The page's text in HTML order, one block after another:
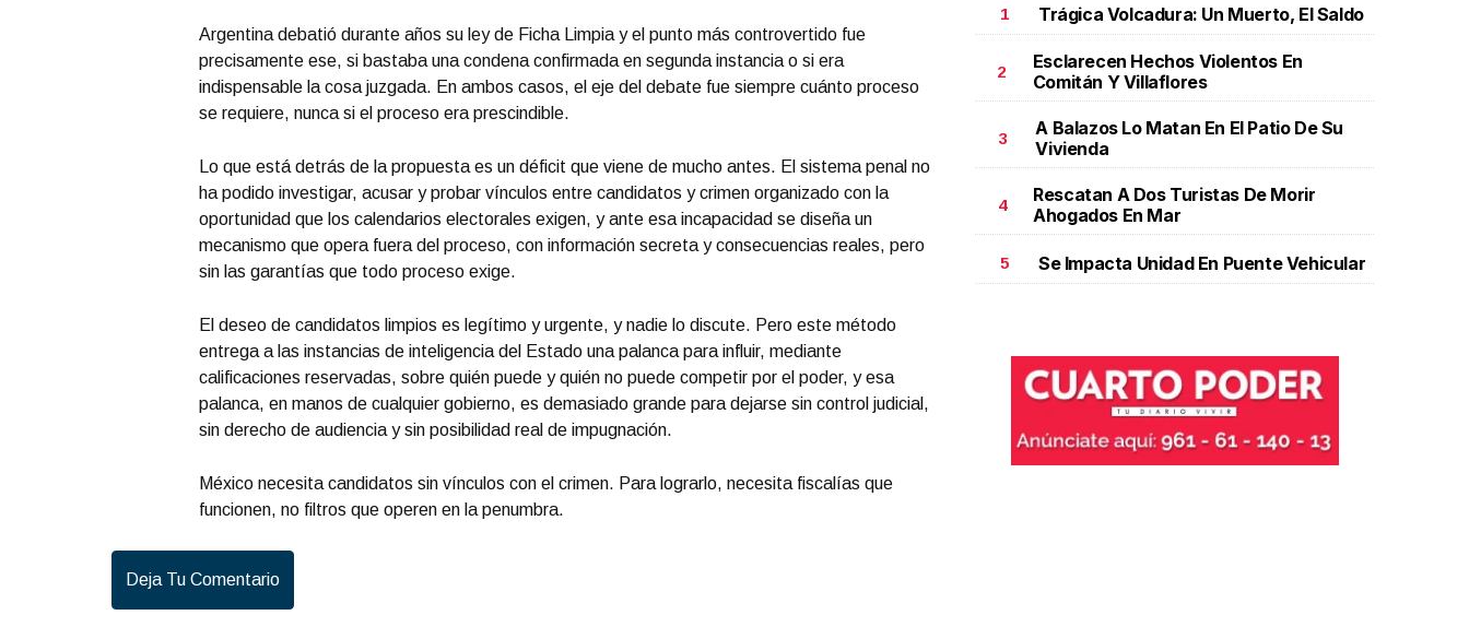
Argentina debatió durante años su ley de Ficha Limpia y el punto más controvertido fue
precisamente ese, si bastaba una condena confirmada en segunda instancia o si era
indispensable la cosa juzgada. En ambos casos, el eje del debate fue siempre cuánto proceso
se requiere, nunca si el proceso era prescindible.
Lo que está detrás de la propuesta es un déficit que viene de mucho antes. El sistema penal no
ha podido investigar, acusar y probar vínculos entre candidatos y crimen organizado con la
oportunidad que los calendarios electorales exigen, y ante esa incapacidad se diseña un
mecanismo que opera fuera del proceso, con información secreta y consecuencias reales, pero
sin las garantías que todo proceso exige.
El deseo de candidatos limpios es legítimo y urgente, y nadie lo discute. Pero este método
entrega a las instancias de inteligencia del Estado una palanca para influir, mediante
calificaciones reservadas, sobre quién puede y quién no puede competir por el poder, y esa
palanca, en manos de cualquier gobierno, es demasiado grande para dejarse sin control judicial,
sin derecho de audiencia y sin posibilidad real de impugnación.
México necesita candidatos sin vínculos con el crimen. Para lograrlo, necesita fiscalías que
funcionen, no filtros que operen en la penumbra.
Deja Tu Comentario
Conferencia de prensa matutina. Jueves 28 de Mayo
2026 | Presidenta Claudia Sheinbaum
Presidenta Claudia Sheinbaum
Mayo 28 l 4 Visitas
Ximena celebra a lo grande .Ximena celebra a lo
grande
Mayo 29 l
1 Trágica Volcadura: Un Muerto, El Saldo
2
Esclarecen Hechos Violentos En
Comitán Y Villaflores
3
A Balazos Lo Matan En El Patio De Su
Vivienda
4
Rescatan A Dos Turistas De Morir
Ahogados En Mar
5 Se Impacta Unidad En Puente Vehicular